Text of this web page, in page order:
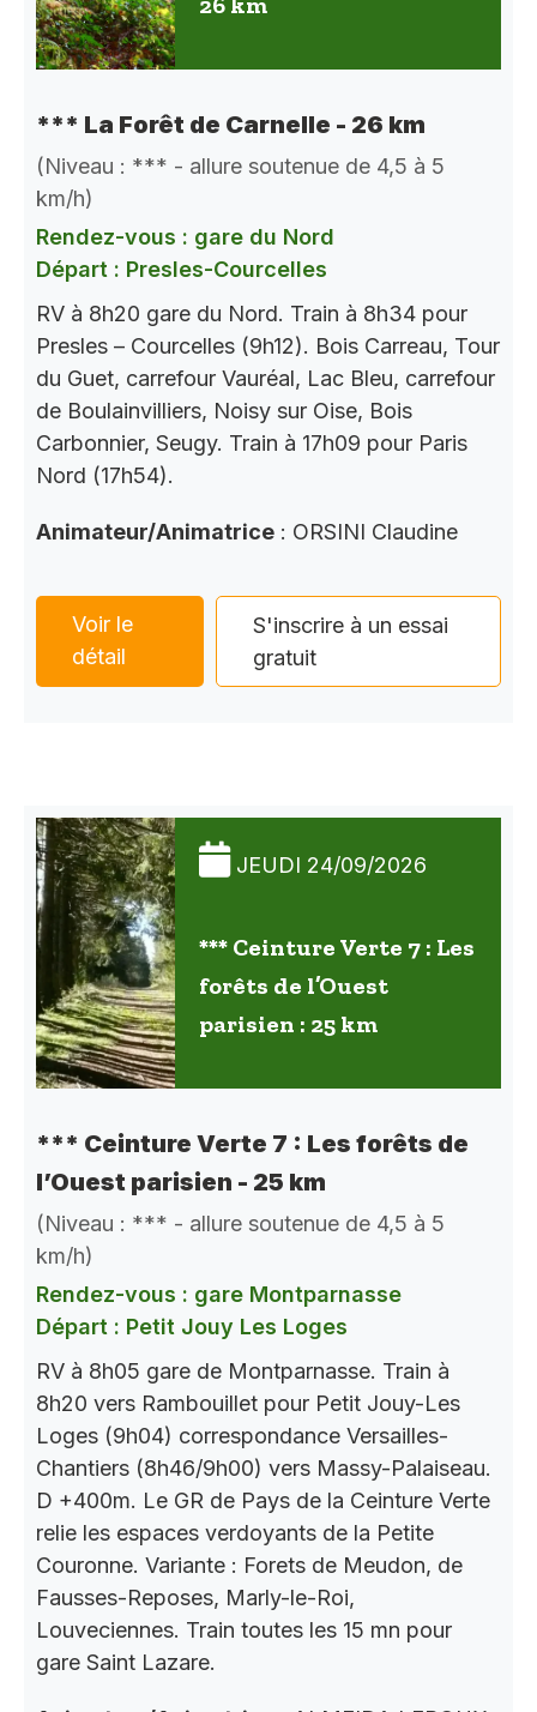
*** La Forêt de Carnelle - 26 km
(Niveau : *** - allure soutenue de 4,5 à 5
km/h)
Rendez-vous : gare du Nord
Départ : Presles-Courcelles
RV à 8h20 gare du Nord. Train à 8h34 pour
Presles – Courcelles (9h12). Bois Carreau, Tour
du Guet, carrefour Vauréal, Lac Bleu, carrefour
de Boulainvilliers, Noisy sur Oise, Bois
Carbonnier, Seugy. Train à 17h09 pour Paris
Nord (17h54).
Animateur/Animatrice : ORSINI Claudine
Voir le
détail
S'inscrire à un essai
gratuit
JEUDI 24/09/2026
*** Ceinture Verte 7 : Les
forêts de l’Ouest
parisien : 25 km
*** Ceinture Verte 7 : Les forêts de
l’Ouest parisien - 25 km
(Niveau : *** - allure soutenue de 4,5 à 5
km/h)
Rendez-vous : gare Montparnasse
Départ : Petit Jouy Les Loges
RV à 8h05 gare de Montparnasse. Train à
8h20 vers Rambouillet pour Petit Jouy-Les
Loges (9h04) correspondance Versailles-
Chantiers (8h46/9h00) vers Massy-Palaiseau.
D +400m. Le GR de Pays de la Ceinture Verte
relie les espaces verdoyants de la Petite
Couronne. Variante : Forets de Meudon, de
Fausses-Reposes, Marly-le-Roi,
Louveciennes. Train toutes les 15 mn pour
gare Saint Lazare.